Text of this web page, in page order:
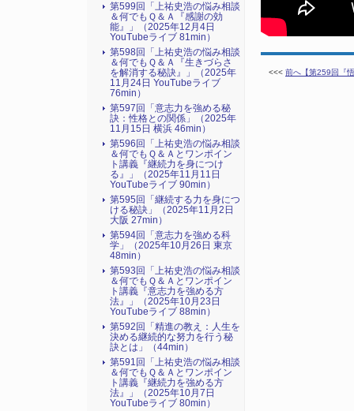
<<< 前へ【第259回『
第599回「上祐史浩の悩み相談
＆何でもＱ＆Ａ『感謝の効
能』」（2025年12月4日
YouTubeライブ 81min）
第598回「上祐史浩の悩み相談
＆何でもＱ＆Ａ『生きづらさ
を解消する秘訣』​」（2025年
11月24日 YouTubeライブ
76min）
第597回「意志力を強める秘
訣：性格との関係」（2025年
11月15日 横浜 46min）
第596回「上祐史浩の悩み相談
＆何でもＱ＆Ａとワンポイン
ト講義『継続力を身につけ
る』​」（2025年11月11日
YouTubeライブ 90min）
第595回「継続する力を身につ
ける秘訣」（2025年11月2日
大阪 27min）
第594回「意志力を強める科
学」（2025年10月26日 東京
48min）
第593回「上祐史浩の悩み相談
＆何でもＱ＆Ａとワンポイン
ト講義『意志力を強める方
法』​」（2025年10月23日
YouTubeライブ 88min）
第592回「精進の教え：人生を
決める継続的な努力を行う秘
訣とは」（44min）
第591回「上祐史浩の悩み相談
＆何でもＱ＆Ａとワンポイン
ト講義『継続力を強める方
法』​」（2025年10月7日
YouTubeライブ 80min）